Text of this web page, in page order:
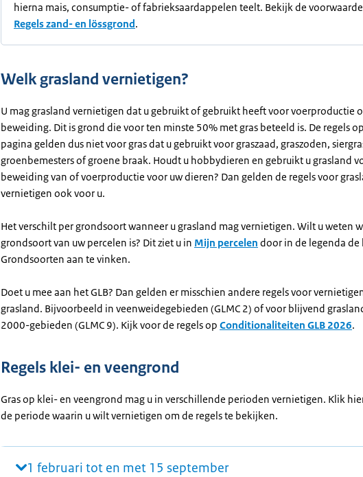
hierna mais, consumptie- of fabrieksaardappelen teelt. Bekijk de
Regels zand- en lössgrond.
Welk grasland vernietigen?
U mag grasland vernietigen dat u gebruikt of gebruikt heeft voor voerproductie
beweiding. Dit is grond die voor ten minste 50% met gras beteeld is. De regels
pagina gelden dus niet voor gras dat u gebruikt voor graszaad, graszoden,
groenbemesters of groene braak. Houdt u hobbydieren en gebruikt u grasland
beweiding van of voerproductie voor uw dieren? Dan gelden de regels voor
vernietigen ook voor u.
Het verschilt per grondsoort wanneer u grasland mag vernietigen. Wilt u weten
grondsoort van uw percelen is? Dit ziet u in Mijn percelen door in de legenda de
Grondsoorten aan te vinken.
Doet u mee aan het GLB? Dan gelden er misschien andere regels voor
grasland. Bijvoorbeeld in veenweidegebieden (GLMC 2) of voor blijvend
2000-gebieden (GLMC 9). Kijk voor de regels op Conditionaliteiten GLB 2026.
Regels klei- en veengrond
Gras op klei- en veengrond mag u in verschillende perioden vernietigen. Klik
de periode waarin u wilt vernietigen om de regels te bekijken.
1 februari tot en met 15 september